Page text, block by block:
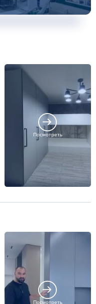
Посмотреть
Посмотреть